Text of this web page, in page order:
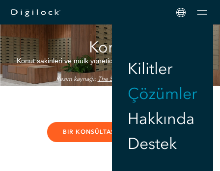
Kilitler
Çözümler
Hakkında
Destek
Konut
Konut sakinleri ve mülk yöneticileri için güvenliği basitleştirin.
Resim kaynağı: The Safety Letterbox Co.
BIR KONSÜLTASYON AYIRTIN